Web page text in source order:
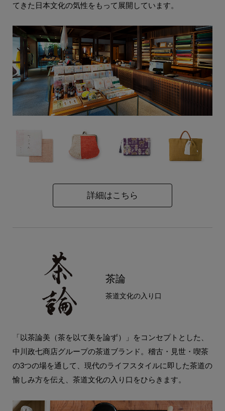
てきた日本文化の気性をもって展開しています。
詳細はこちら
茶論
茶道文化の入り口
「以茶論美（茶を以て美を論ず）」をコンセプトとした、
中川政七商店グループの茶道ブランド。稽古・見世・喫茶
の3つの場を通して、現代のライフスタイルに即した茶道の
愉しみ方を伝え、茶道文化の入り口をひらきます。